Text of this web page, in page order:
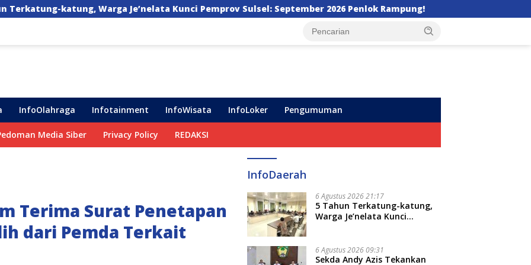
Je’nelata Kunci Pemprov Sulsel: September 2026 Penlok Rampung! Galaxy Z Fold8 Ultra, Galaxy Z Fold8,
InfoOlahraga Infotainment InfoWisata InfoLoker Pengumuman
Media Siber Privacy Policy REDAKSI
Terima Surat Penetapan
dari Pemda Terkait
InfoDaerah
6 Agustus 2026 21:17
5 Tahun Terkatung-katung,
Warga Je’nelata Kunci
6 Agustus 2026 09:31
Sekda Andy Azis Tekankan